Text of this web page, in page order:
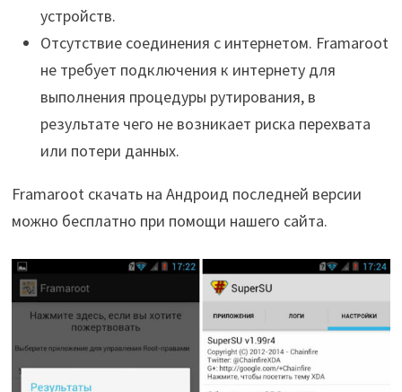
устройств.
Отсутствие соединения с интернетом. Framaroot
не требует подключения к интернету для
выполнения процедуры рутирования, в
результате чего не возникает риска перехвата
или потери данных.
Framaroot скачать на Андроид последней версии
можно бесплатно при помощи нашего сайта.